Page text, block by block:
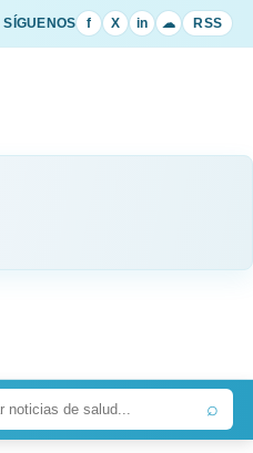
SÍGUENOS f X in ☁ RSS
⌕